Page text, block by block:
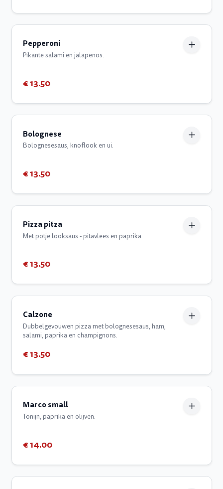
Pepperoni
Pikante salami en jalapenos.
€ 13.50
Bolognese
Bolognesesaus, knoflook en ui.
€ 13.50
Pizza pitza
Met potje looksaus - pitavlees en paprika.
€ 13.50
Calzone
Dubbelgevouwen pizza met bolognesesaus, ham,
salami, paprika en champignons.
€ 13.50
Marco small
Tonijn, paprika en olijven.
€ 14.00